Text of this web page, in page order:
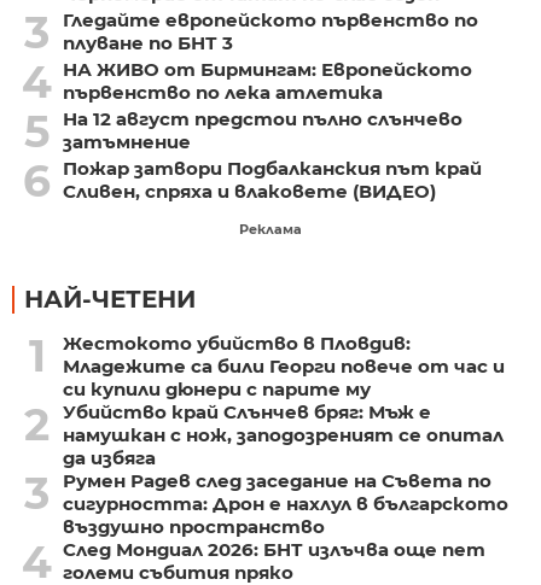
3
Гледайте европейското първенство по
плуване по БНТ 3
4 НА ЖИВО от Бирмингам: Европейското
първенство по лека атлетика
5
На 12 август предстои пълно слънчево
затъмнение
6
Пожар затвори Подбалканския път край
Сливен, спряха и влаковете (ВИДЕО)
Реклама
НАЙ-ЧЕТЕНИ
1
Жестокото убийство в Пловдив:
Младежите са били Георги повече от час и
си купили дюнери с парите му
2
Убийство край Слънчев бряг: Мъж е
намушкан с нож, заподозреният се опитал
да избяга
3
Румен Радев след заседание на Съвета по
сигурността: Дрон е нахлул в българското
въздушно пространство
4 След Мондиал 2026: БНТ излъчва още пет
големи събития пряко